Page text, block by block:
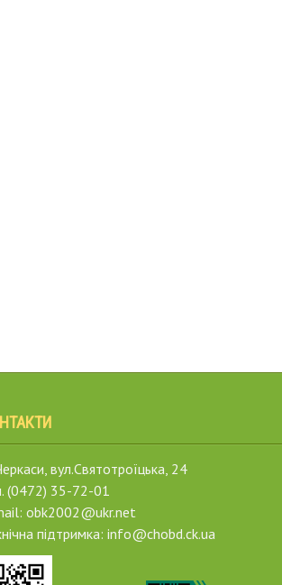
вул.Святотроїцька, 24
(0472) 35-72-01
obk2002@ukr.net
підтримка: info@chobd.ck.ua